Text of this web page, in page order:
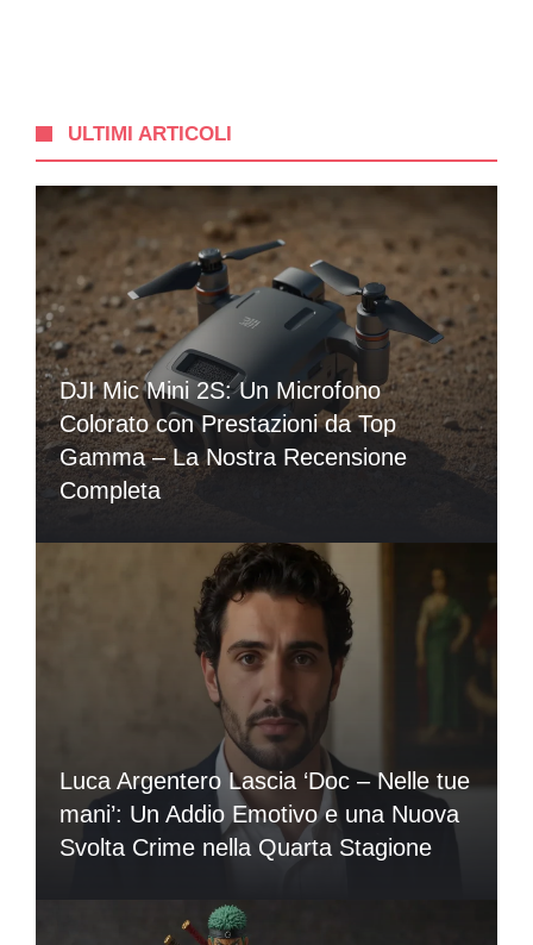
ULTIMI ARTICOLI
DJI Mic Mini 2S: Un Microfono
Colorato con Prestazioni da Top
Gamma – La Nostra Recensione
Completa
Luca Argentero Lascia ‘Doc – Nelle tue
mani’: Un Addio Emotivo e una Nuova
Svolta Crime nella Quarta Stagione